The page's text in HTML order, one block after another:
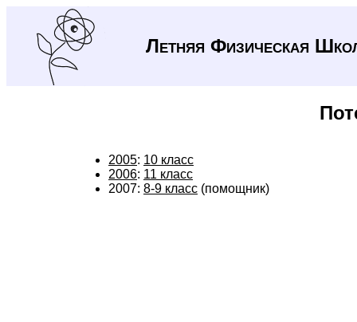
Летняя Физическая
2005: 10 класс
2006: 11 класс
2007: 8-9 класс (помощник)